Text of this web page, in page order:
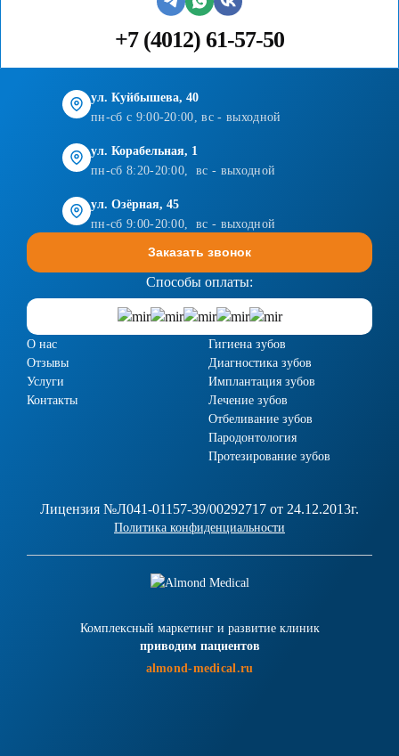
+7 (4012) 61-57-50
ул. Куйбышева, 40
пн-сб с 9:00-20:00, вс - выходной
ул. Корабельная, 1
пн-сб 8:20-20:00, вс - выходной
ул. Озёрная, 45
пн-сб 9:00-20:00, вс - выходной
Заказать звонок
Способы оплаты:
О нас
Отзывы
Услуги
Контакты
Гигиена зубов
Диагностика зубов
Имплантация зубов
Лечение зубов
Отбеливание зубов
Пародонтология
Протезирование зубов
Лицензия №Л041-01157-39/00292717 от 24.12.2013г.
Политика конфиденциальности
Комплексный маркетинг и развитие клиник
приводим пациентов
almond-medical.ru